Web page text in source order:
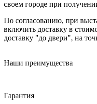
своем городе при
По согласованию, при
включить доставку в
доставку "до двери", на
Наши преимущества
Гарантия